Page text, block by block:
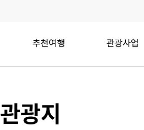
추천여행 관광사업
관광지